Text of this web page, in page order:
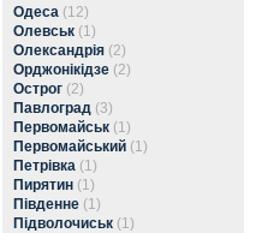
Одеса (12)
Олевськ (1)
Олександрія (2)
Орджонікідзе (2)
Острог (2)
Павлоград (3)
Первомайськ (1)
Первомайський (1)
Петрівка (1)
Пирятин (1)
Південне (1)
Підволочиськ (1)